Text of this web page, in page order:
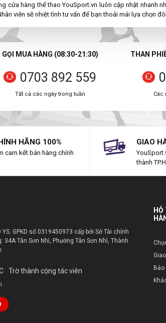
cửa hàng thể thao YouSport.vn luôn cập nhật nhanh
viên sẽ nhiệt tình tư vấn để bạn thoải mái lựa chọn
GỌI MUA HÀNG (08:30-21:30)
0703 892 559
Tất cả các ngày trong tuần
THAN
Các
HÃNG 100%
cam kết bán hàng chính
GIAO
thành
YS. GPKD số 0319450973 cấp bởi Sở Tài chính
34A Tân Sơn Nhì, Phường Tân Sơn Nhì, Thành
Trờ thành cộng tác viên
HỖ
Bảo